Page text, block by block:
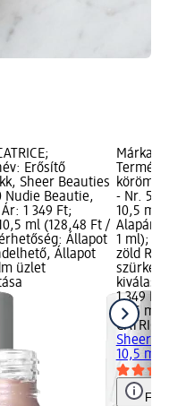
Erősítő
Sheer Beauties
Nudie Beautie,
1 349 Ft;
ml (128,48 Ft /
Állapot
Állapot
üzlet
Márka:
- Nr. 50
10,5 ml;
Alapár:
1 ml);
zöld
szürke
1 349 Ft
10,5 ml
CATRICE
Sheer
10,5 ml